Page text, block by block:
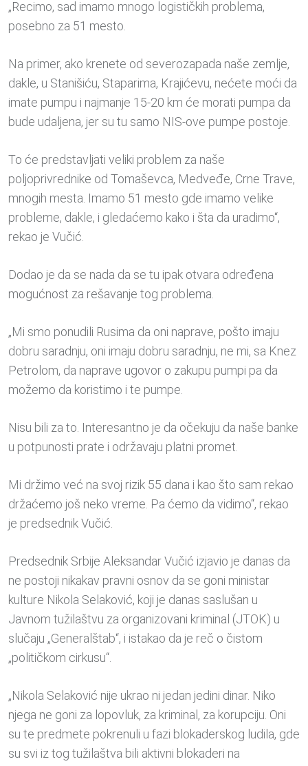
„Recimo, sad imamo mnogo logističkih problema,
posebno za 51 mesto.
Na primer, ako krenete od severozapada naše zemlje,
dakle, u Stanišiću, Staparima, Krajićevu, nećete moći da
imate pumpu i najmanje 15-20 km će morati pumpa da
bude udaljena, jer su tu samo NIS-ove pumpe postoje.
To će predstavljati veliki problem za naše
poljoprivrednike od Tomaševca, Medveđe, Crne Trave,
mnogih mesta. Imamo 51 mesto gde imamo velike
probleme, dakle, i gledaćemo kako i šta da uradimo“,
rekao je Vučić.
Dodao je da se nada da se tu ipak otvara određena
mogućnost za rešavanje tog problema.
„Mi smo ponudili Rusima da oni naprave, pošto imaju
dobru saradnju, oni imaju dobru saradnju, ne mi, sa Knez
Petrolom, da naprave ugovor o zakupu pumpi pa da
možemo da koristimo i te pumpe.
Nisu bili za to. Interesantno je da očekuju da naše banke
u potpunosti prate i održavaju platni promet.
Mi držimo već na svoj rizik 55 dana i kao što sam rekao
držaćemo još neko vreme. Pa ćemo da vidimo“, rekao
je predsednik Vučić.
Predsednik Srbije Aleksandar Vučić izjavio je danas da
ne postoji nikakav pravni osnov da se goni ministar
kulture Nikola Selaković, koji je danas saslušan u
Javnom tužilaštvu za organizovani kriminal (JTOK) u
slučaju „Generalštab“, i istakao da je reč o čistom
„političkom cirkusu“.
„Nikola Selaković nije ukrao ni jedan jedini dinar. Niko
njega ne goni za lopovluk, za kriminal, za korupciju. Oni
su te predmete pokrenuli u fazi blokaderskog ludila, gde
su svi iz tog tužilaštva bili aktivni blokaderi na